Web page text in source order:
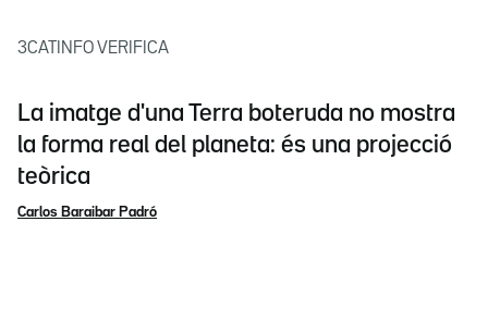
3CATINFO VERIFICA
La imatge d'una Terra boteruda no mostra
la forma real del planeta: és una projecció
teòrica
Carlos Baraibar Padró